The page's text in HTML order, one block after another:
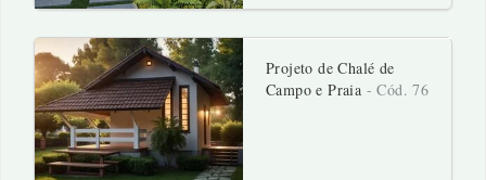
Projeto de Chalé de
Campo e Praia - Cód. 76